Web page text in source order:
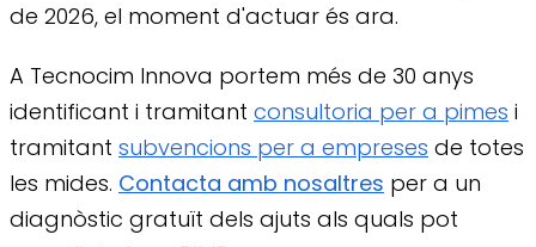
de 2026, el moment d'actuar és ara.
A Tecnocim Innova portem més de 30 anys
identificant i tramitant consultoria per a pimes i
tramitant subvencions per a empreses de totes
les mides. Contacta amb nosaltres per a un
diagnòstic gratuït dels ajuts als quals pot